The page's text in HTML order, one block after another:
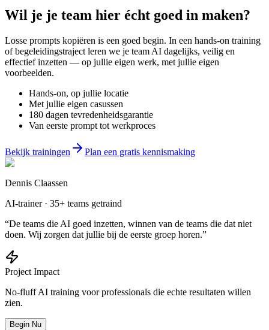
Wil je je team hier écht goed in maken?
Losse prompts kopiëren is een goed begin. In een hands-on training
of begeleidingstraject leren we je team AI dagelijks, veilig en
effectief inzetten — op jullie eigen werk, met jullie eigen
voorbeelden.
Hands-on, op jullie locatie
Met jullie eigen casussen
180 dagen tevredenheidsgarantie
Van eerste prompt tot werkproces
Bekijk trainingen Plan een gratis kennismaking
Dennis Claassen
AI-trainer · 35+ teams getraind
“De teams die AI goed inzetten, winnen van de teams die dat niet
doen. Wij zorgen dat jullie bij de eerste groep horen.”
Project Impact
No-fluff AI training voor professionals die echte resultaten willen
zien.
Begin Nu